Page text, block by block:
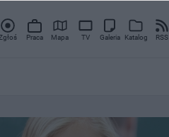
Praca Mapa TV Galeria Katalog RSS